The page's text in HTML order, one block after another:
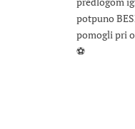
potpuno
pomogli pri
⚽